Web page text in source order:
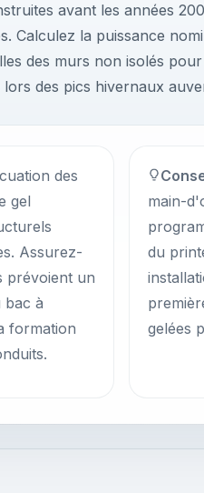
avant les années
Calculez la puissance
des murs non isolés
des pics hivernaux
des
gel
Assurez-
prévoient un
bac à
formation
main-
du
gelées